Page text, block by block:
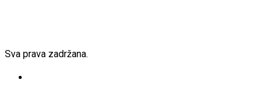
Sva prava zadržana.